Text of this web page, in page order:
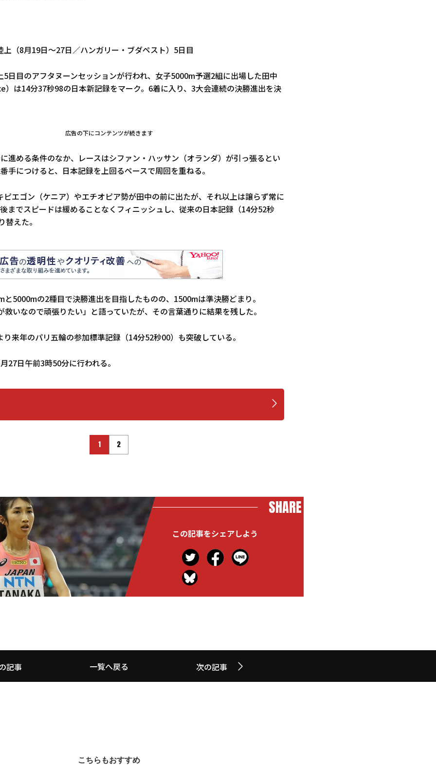
（8月19日～27日／ハンガリー・ブダペスト）5日目
5日目のアフタヌーンセッションが行われ、女子5000m予選2組に出場した田中
）は14分37秒98の日本新記録をマーク。6着に入り、3大会連続の決勝進出を決
広告の下にコンテンツが続きます
進める条件のなか、レースはシファン・ハッサン（オランダ）が引っ張るとい
手につけると、日本記録を上回るペースで周回を重ねる。
ピエゴン（ケニア）やエチオピア勢が田中の前に出たが、それ以上は譲らず常に
までスピードは緩めることなくフィニッシュし、従来の日本記録（14分52秒
替えた。
と5000mの2種目で決勝進出を目指したものの、1500mは準決勝どまり。
救いなので頑張りたい」と語っていたが、その言葉通りに結果を残した。
り来年のパリ五輪の参加標準記録（14分52秒00）も突破している。
27日午前3時50分に行われる。
1 2
SHARE
この記事をシェアしよう
記事 一覧へ戻る 次の記事
こちらもおすすめ